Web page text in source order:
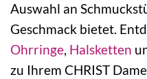
Auswahl an
Geschmack bietet.
Ohrringe, Halsketten
zu Ihrem CHRIST